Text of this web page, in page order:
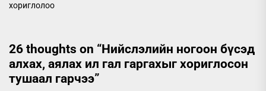
хориглолоо
26 thoughts on “Нийслэлийн ногоон бүсэд
алхах, аялах ил гал гаргахыг хориглосон
тушаал гарчээ”